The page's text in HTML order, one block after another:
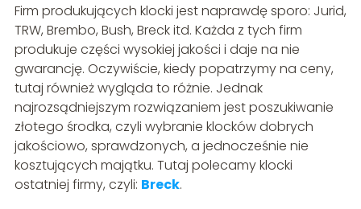
Firm produkujących klocki jest naprawdę sporo: Jurid,
TRW, Brembo, Bush, Breck itd. Każda z tych firm
produkuje części wysokiej jakości i daje na nie
gwarancję. Oczywiście, kiedy popatrzymy na ceny,
tutaj również wygląda to różnie. Jednak
najrozsądniejszym rozwiązaniem jest poszukiwanie
złotego środka, czyli wybranie klocków dobrych
jakościowo, sprawdzonych, a jednocześnie nie
kosztujących majątku. Tutaj polecamy klocki
ostatniej firmy, czyli: Breck.